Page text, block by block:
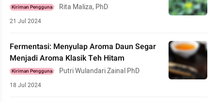
Kiriman Pengguna Rita Maliza, PhD
21 Jul 2024
Fermentasi: Menyulap Aroma Daun Segar
Menjadi Aroma Klasik Teh Hitam
Kiriman Pengguna Putri Wulandari Zainal PhD
18 Jul 2024